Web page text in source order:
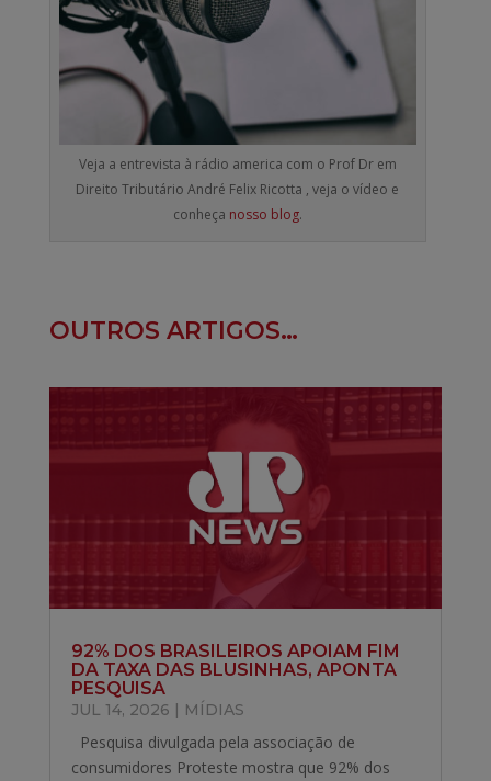
Veja a entrevista à rádio america com o Prof Dr em
Direito Tributário André Felix Ricotta , veja o vídeo e
conheça nosso blog.
OUTROS ARTIGOS…
92% DOS BRASILEIROS APOIAM FIM
DA TAXA DAS BLUSINHAS, APONTA
PESQUISA
JUL 14, 2026 | MÍDIAS
Pesquisa divulgada pela associação de
consumidores Proteste mostra que 92% dos